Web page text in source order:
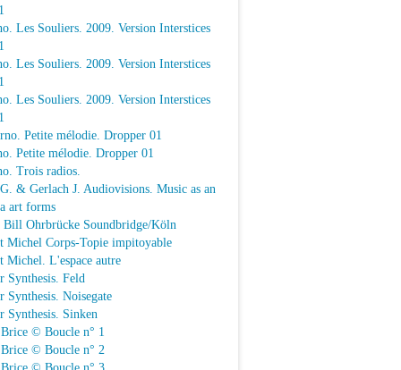
Les Souliers. 2009. Version Interstices
Les Souliers. 2009. Version Interstices
Les Souliers. 2009. Version Interstices
Petite mélodie. Dropper 01
Petite mélodie. Dropper 01
Trois radios.
& Gerlach J. Audiovisions. Music as an
art forms
Bill Ohrbrücke Soundbridge/Köln
Michel Corps-Topie impitoyable
Michel. L'espace autre
Synthesis. Feld
Synthesis. Noisegate
Synthesis. Sinken
© Boucle n° 1
Brice © Boucle n° 2